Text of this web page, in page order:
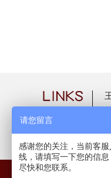
请您留言
感谢您的关注，当前客
线，请填写一下您的信息
尽快和您联系。